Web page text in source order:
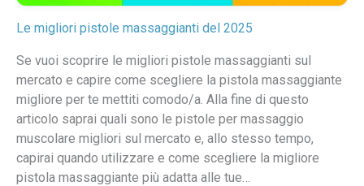
Le migliori pistole massaggianti del 2025
Se vuoi scoprire le migliori pistole massaggianti sul
mercato e capire come scegliere la pistola massaggiante
migliore per te mettiti comodo/a. Alla fine di questo
articolo saprai quali sono le pistole per massaggio
muscolare migliori sul mercato e, allo stesso tempo,
capirai quando utilizzare e come scegliere la migliore
pistola massaggiante più adatta alle tue…